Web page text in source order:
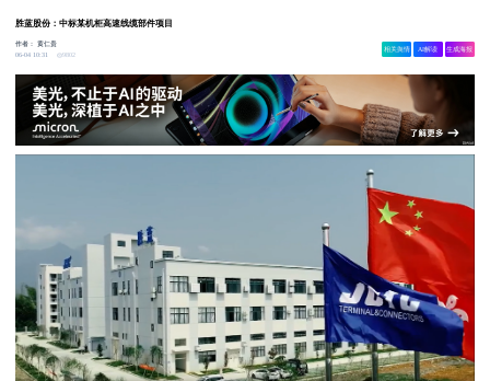
胜蓝股份：中标某机柜高速线缆部件项目
作者：黄仁贵
06-04 10:31
9802
相关舆情 AI解读 生成海报